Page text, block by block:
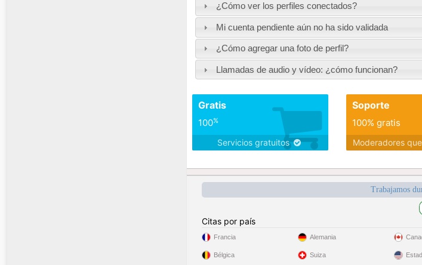
¿Cómo ver los perfiles conectados?
Mi cuenta pendiente aún no ha sido validada
¿Cómo agregar una foto de perfil?
Llamadas de audio y vídeo: ¿cómo funcionan?
Gratis
100%
Servicios gratuitos
Soporte
100% gratis
Moderadores
Trabajamos
Citas por país
Francia
Bélgica
Alemania
Suiza